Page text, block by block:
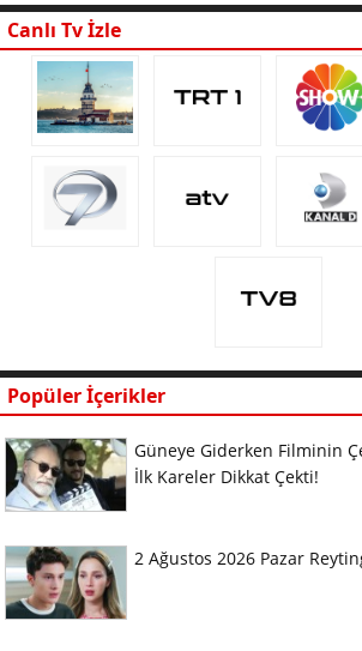
Canlı Tv İzle
Popüler İçerikler
Güneye Giderken Filminin
İlk Kareler Dikkat Çekti!
2 Ağustos 2026 Pazar